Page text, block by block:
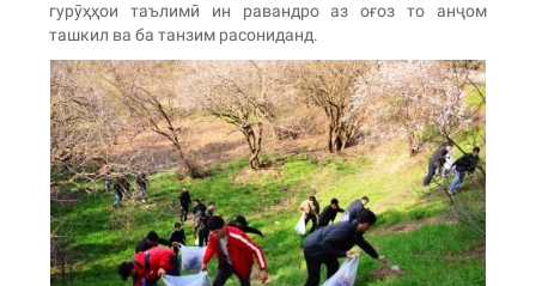
гурӯҳҳои таълимӣ ин равандро аз оғоз то анҷом
ташкил ва ба танзим расониданд.